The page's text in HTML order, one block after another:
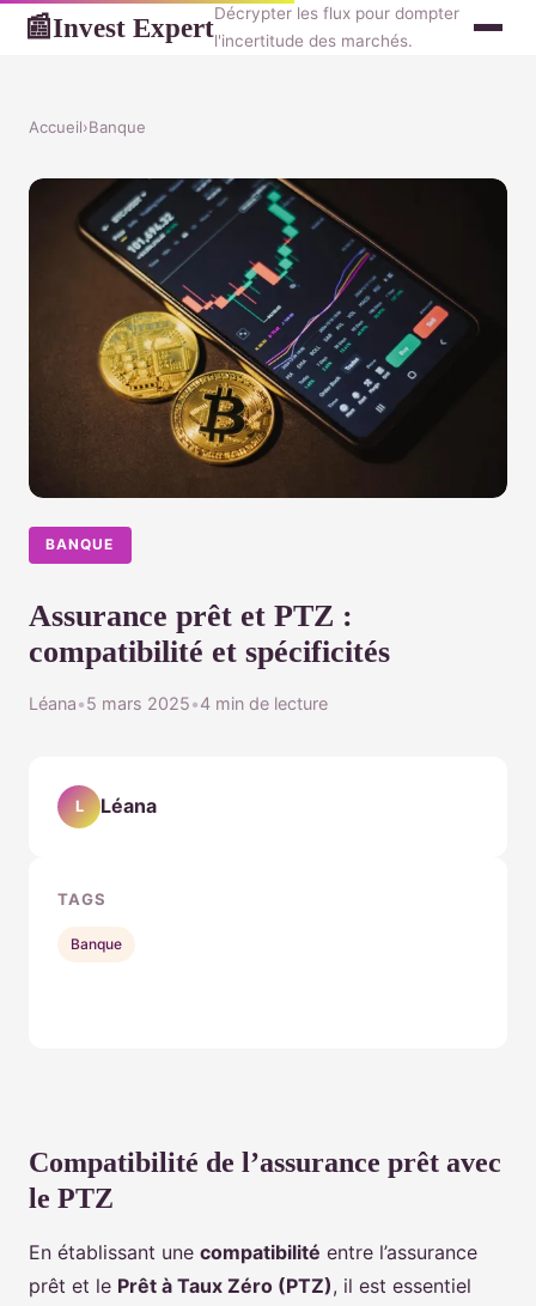
📰Invest ExpertDécrypter les flux pour dompter
l'incertitude des marchés.
Accueil›Banque
BANQUE
Assurance prêt et PTZ :
compatibilité et spécificités
Léana•5 mars 2025•4 min de lecture
Compatibilité de l’assurance prêt avec
le PTZ
En établissant une compatibilité entre l’assurance
prêt et le Prêt à Taux Zéro (PTZ), il est essentiel
L Léana
TAGS
Banque